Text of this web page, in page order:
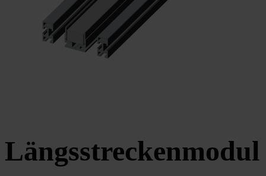
Längsstreckenmodul